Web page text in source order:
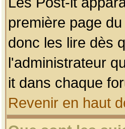
première page
donc les lire dès
l'administrateur
it dans chaque
Revenir en haut